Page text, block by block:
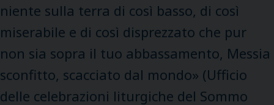
niente sulla terra di così basso, di così
miserabile e di così disprezzato che pur
non sia sopra il tuo abbassamento, Messia
sconfitto, scacciato dal mondo» (Ufficio
delle celebrazioni liturgiche del Sommo